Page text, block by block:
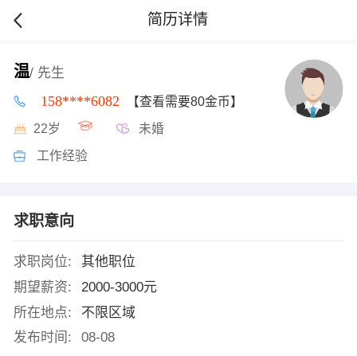
简历详情
温/ 先生
158****6082 【查看需要80金币】
22岁 未婚
工作经验
求职意向
求职岗位:
其他职位
期望薪资:
2000-3000元
所在地点:
不限区域
发布时间:
08-08